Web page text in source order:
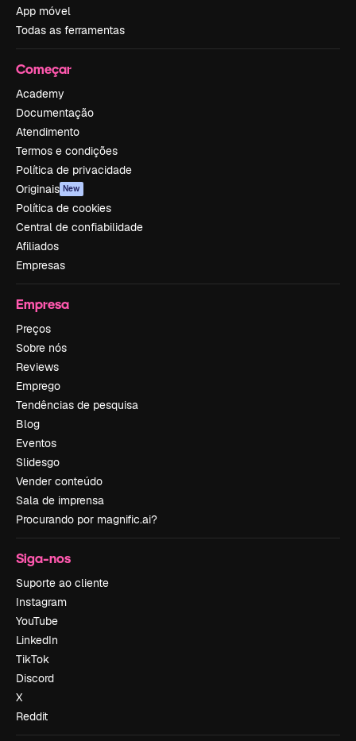
App móvel
Todas as ferramentas
Começar
Academy
Documentação
Atendimento
Termos e condições
Política de privacidade
Originais New
Política de cookies
Central de confiabilidade
Afiliados
Empresas
Empresa
Preços
Sobre nós
Reviews
Emprego
Tendências de pesquisa
Blog
Eventos
Slidesgo
Vender conteúdo
Sala de imprensa
Procurando por magnific.ai?
Siga-nos
Suporte ao cliente
Instagram
YouTube
LinkedIn
TikTok
Discord
X
Reddit